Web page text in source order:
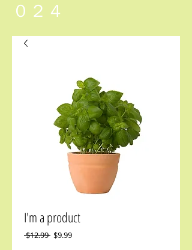
０２４
I'm a product
$12.99 通$9.99セ